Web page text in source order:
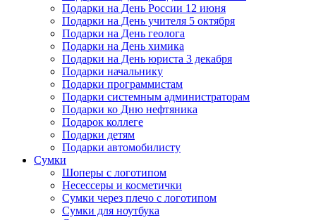
Подарки на День России 12 июня
Подарки на День учителя 5 октября
Подарки на День геолога
Подарки на День химика
Подарки на День юриста 3 декабря
Подарки начальнику
Подарки программистам
Подарки системным администраторам
Подарки ко Дню нефтяника
Подарок коллеге
Подарки детям
Подарки автомобилисту
Сумки
Шоперы с логотипом
Несессеры и косметички
Сумки через плечо с логотипом
Сумки для ноутбука